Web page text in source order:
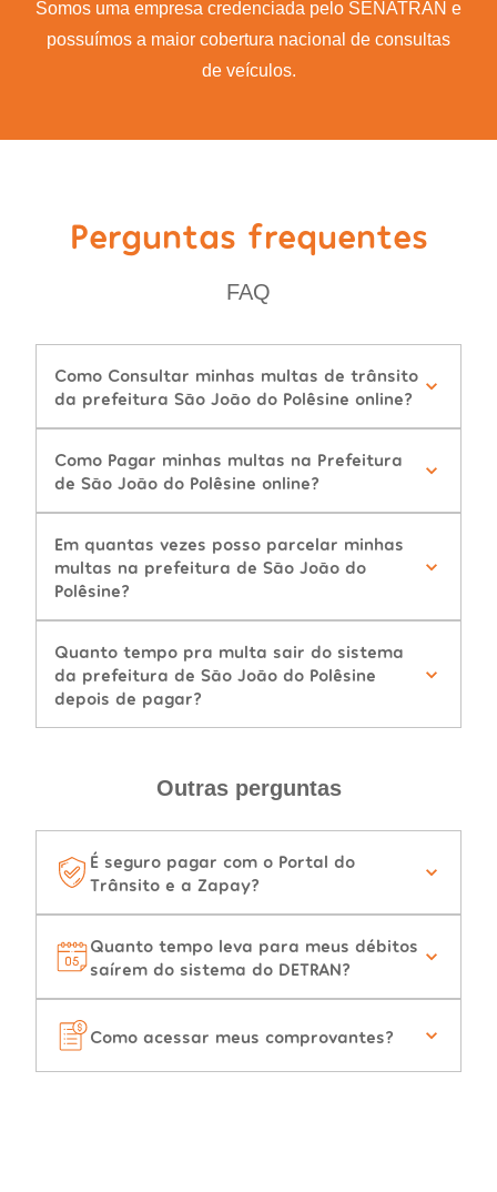
Somos uma empresa credenciada pelo SENATRAN e
possuímos a maior cobertura nacional de consultas
de veículos.
Perguntas frequentes
FAQ
Como Consultar minhas multas de trânsito
da prefeitura São João do Polêsine online?
Como Pagar minhas multas na Prefeitura
de São João do Polêsine online?
Em quantas vezes posso parcelar minhas
multas na prefeitura de São João do
Polêsine?
Quanto tempo pra multa sair do sistema
da prefeitura de São João do Polêsine
depois de pagar?
Outras perguntas
É seguro pagar com o Portal do
Trânsito e a Zapay?
Quanto tempo leva para meus débitos
saírem do sistema do DETRAN?
Como acessar meus comprovantes?